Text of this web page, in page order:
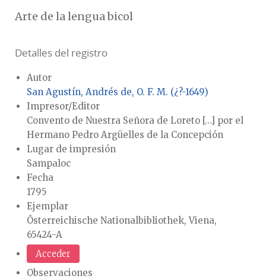
Arte de la lengua bicol
Detalles del registro
Autor
San Agustín, Andrés de, O. F. M. (¿?-1649)
Impresor/Editor
Convento de Nuestra Señora de Loreto […] por el
Hermano Pedro Argüelles de la Concepción
Lugar de impresión
Sampaloc
Fecha
1795
Ejemplar
Österreichische Nationalbibliothek, Viena,
65424-A
Acceder
Observaciones